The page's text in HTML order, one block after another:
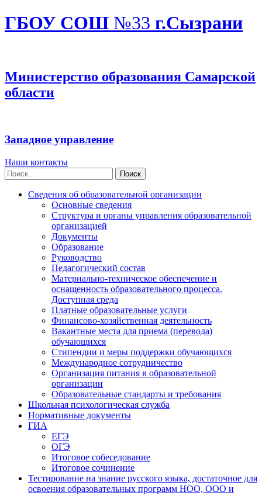
ГБОУ СОШ №33 г.Сызрани
Министерство образования Самарской
области
Западное управление
Наши контакты
Найти:
Сведения об образовательной организации
Основные сведения
Структура и органы управления образовательной
организацией
Документы
Образование
Руководство
Педагогический состав
Материально-техническое обеспечение и
оснащенность образовательного процесса.
Доступная среда
Платные образовательные услуги
Финансово-хозяйственная деятельность
Вакантные места для приема (перевода)
обучающихся
Стипендии и меры поддержки обучающихся
Международное сотрудничество
Организация питания в образовательной
организации
Образовательные стандарты и требования
Школьная психологическая служба
Нормативные документы
ГИА
ЕГЭ
ОГЭ
Итоговое собеседование
Итоговое сочинение
Тестирование на знание русского языка, достаточное для
освоения образовательных программ НОО, ООО и